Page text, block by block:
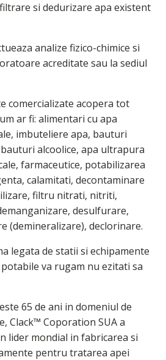
si dedurizare apa existent
analize fizico-chimice si
acreditate sau la sediul
comercializate acopera tot
ar fi: alimentari cu apa
imbuteliere apa, bauturi
alcoolice, apa ultrapura
farmaceutice, potabilizarea
calamitati, decontaminare
filtru nitrati, nitriti,
desulfurare,
(demineralizare), declorinare.
legata de statii si echipamente
va rugam nu ezitati sa
65 de ani in domeniul de
Clack™ Coporation SUA a
lider mondial in fabricarea si
pentru tratarea apei